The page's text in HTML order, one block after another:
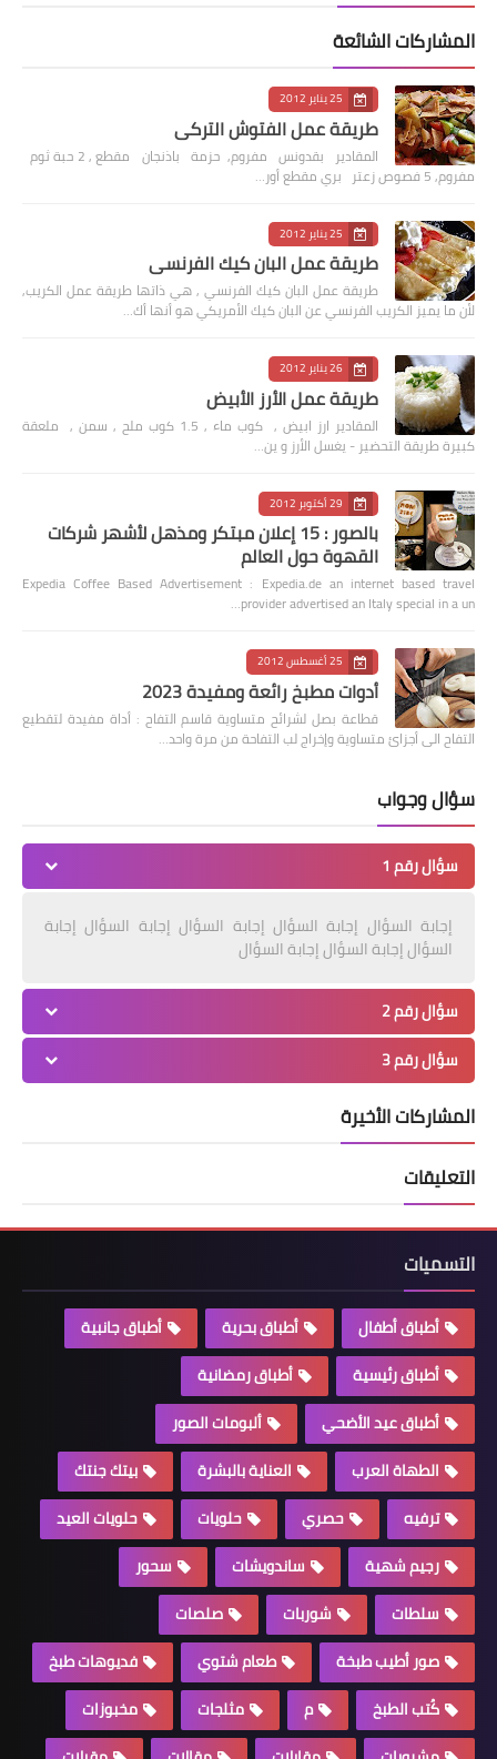
المشاركات الشائعة
25 يناير 2012
طريقة عمل الفتوش التركي
المقادير بقدونس مفروم, حزمة باذنجان مقطع , 2 حبة ثوم
مفروم, 5 فصوص زعتر بري مقطع أور…
25 يناير 2012
طريقة عمل البان كيك الفرنسي
طريقة عمل البان كيك الفرنسي , هي ذاتها طريقة عمل الكريب,
لأن ما يميز الكريب الفرنسي عن البان كيك الأمريكي هو أنها أك…
26 يناير 2012
طريقة عمل الأرز الأبيض
المقادير ارز ابيض , كوب ماء , 1.5 كوب ملح , سمن , ملعقة
كبيرة طريقة التحضير - يغسل الأرز و ين…
29 أكتوبر 2012
بالصور : 15 إعلان مبتكر ومذهل لأشهر شركات
القهوة حول العالم
Expedia Coffee Based Advertisement : Expedia.de an internet based travel
provider advertised an Italy special in a un…
25 أغسطس 2012
أدوات مطبخ رائعة ومفيدة 2023
قطاعة بصل لشرائح متساوية قاسم التفاح : أداة مفيدة لتقطيع
التفاح الى أجزائ متساوية وإخراج لب التفاحة من مرة واحد…
سؤال وجواب
سؤال رقم 1
إجابة السؤال إجابة السؤال إجابة السؤال إجابة السؤال إجابة
السؤال إجابة السؤال إجابة السؤال
سؤال رقم 2
سؤال رقم 3
المشاركات الأخيرة
التعليقات
التسميات
أطباق أطفال أطباق بحرية
أطباق جانبية
أطباق رئيسية
أطباق رمضانية
أطباق عيد الأضحي
ألبومات الصور
الطهاة العرب
العناية بالبشرة
بيتك جنتك
ترفيه
حصري حلويات
حلويات العيد
رجيم شهية
ساندويشات
سحور
سلطات
شوربات
صلصات
صور أطيب طبخة
طعام شتوي
فديوهات طبخ
كُتب الطبخ
م مثلجات
مخبوزات